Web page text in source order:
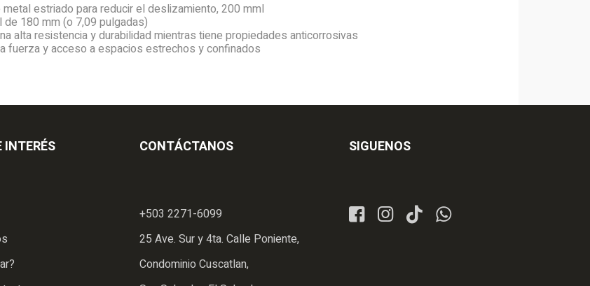
estriado para reducir el deslizamiento, 200 mml
de 180 mm (o 7,09 pulgadas)
alta resistencia y durabilidad mientras tiene propiedades anticorrosivas
fuerza y ​​acceso a espacios estrechos y confinados
INTERÉS CONTÁCTANOS
+503 2271-6099
25 Ave. Sur y 4ta. Calle Poniente,
Condominio Cuscatlan,
SIGUENOS